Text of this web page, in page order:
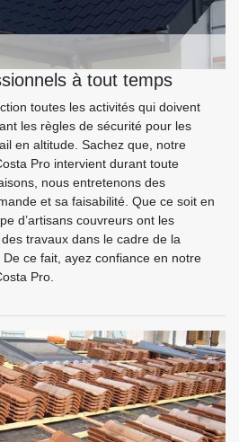
à tout temps
toutes les activités qui doivent
les règles de sécurité pour les
en altitude. Sachez que, notre
Pro intervient durant toute
nous entretenons des
et sa faisabilité. Que ce soit en
d’artisans couvreurs ont les
travaux dans le cadre de la
ce fait, ayez confiance en notre
Pro.